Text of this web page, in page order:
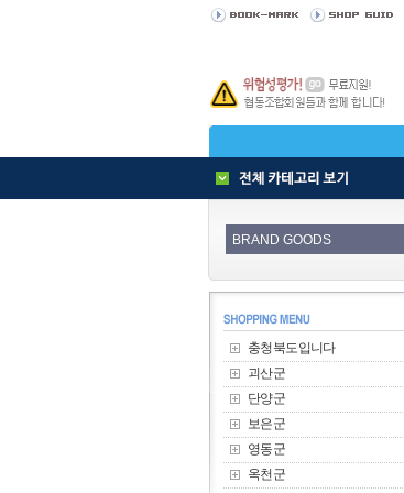
충청북도입니다
괴산군
단양군
보은군
영동군
옥천군